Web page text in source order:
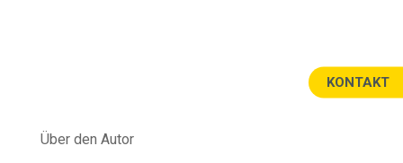
Über den Autor
KONTAKT